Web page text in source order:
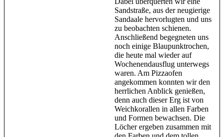
Sandstraße, aus der neugierige
Sandaale hervorlugten und uns
zu beobachten schienen.
Anschließend begegneten uns
noch einige Blaupunktrochen,
die heute mal wieder auf
Wochenendausflug unterwegs
waren. Am Pizzaofen
angekommen konnten wir den
herrlichen Anblick genießen,
denn auch dieser Erg ist von
Weichkorallen in allen Farben
und Formen bewachsen. Die
Löcher ergeben zusammen mit